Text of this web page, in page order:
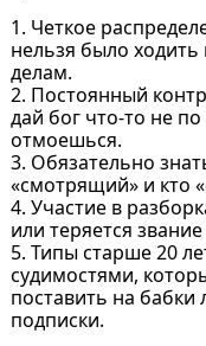
1. Четкое
нельзя было
делам.
2. Постоянный
дай бог что-то не
отмоешься.
3. Обязательно
«смотрящий» и кто
4. Участие в
или теряется
5. Типы старше 20
судимостями,
поставить на
подписки.